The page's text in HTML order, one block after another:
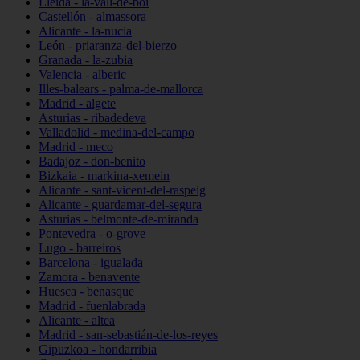
Castellón - almassora
Alicante - la-nucia
León - priaranza-del-bierzo
Granada - la-zubia
Valencia - alberic
Illes-balears - palma-de-mallorca
Madrid - algete
Asturias - ribadedeva
Valladolid - medina-del-campo
Madrid - meco
Badajoz - don-benito
Bizkaia - markina-xemein
Alicante - sant-vicent-del-raspeig
Alicante - guardamar-del-segura
Asturias - belmonte-de-miranda
Pontevedra - o-grove
Lugo - barreiros
Barcelona - igualada
Zamora - benavente
Huesca - benasque
Madrid - fuenlabrada
Alicante - altea
Madrid - san-sebastián-de-los-reyes
Gipuzkoa - hondarribia